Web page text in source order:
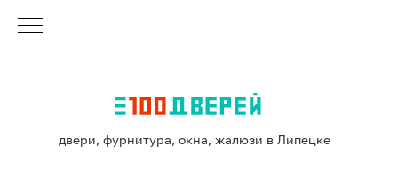
двери, фурнитура, окна, жалюзи в Липецке